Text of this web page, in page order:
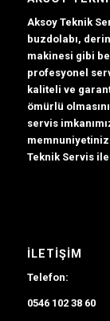
Aksoy Teknik
buzdolabı,
makinesi gibi
profesyonel
kaliteli ve
ömürlü
servis
Teknik Servis
İLETIŞIM
Telefon:
0546 102 38 60